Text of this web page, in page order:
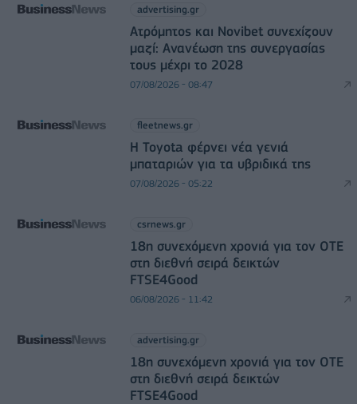
advertising.gr
Ατρόμητος και Novibet συνεχίζουν
μαζί: Ανανέωση της συνεργασίας
τους μέχρι το 2028
07/08/2026 - 08:47
fleetnews.gr
Η Toyota φέρνει νέα γενιά
μπαταριών για τα υβριδικά της
07/08/2026 - 05:22
csrnews.gr
18η συνεχόμενη χρονιά για τον ΟΤΕ
στη διεθνή σειρά δεικτών
FTSE4Good
06/08/2026 - 11:42
advertising.gr
18η συνεχόμενη χρονιά για τον ΟΤΕ
στη διεθνή σειρά δεικτών
FTSE4Good